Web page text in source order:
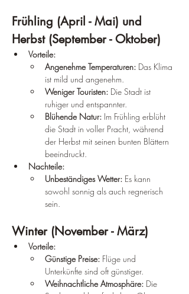
Frühling (April - Mai) und
Herbst (September - Oktober)
Vorteile:
Angenehme Temperaturen: Das Klima
ist mild und angenehm.
Weniger Touristen: Die Stadt ist
ruhiger und entspannter.
Blühende Natur: Im Frühling erblüht
die Stadt in voller Pracht, während
der Herbst mit seinen bunten Blättern
beeindruckt.
Nachteile:
Unbeständiges Wetter: Es kann
sowohl sonnig als auch regnerisch
sein.
Winter (November - März)
Vorteile:
Günstige Preise: Flüge und
Unterkünfte sind oft günstiger.
Weihnachtliche Atmosphäre: Die